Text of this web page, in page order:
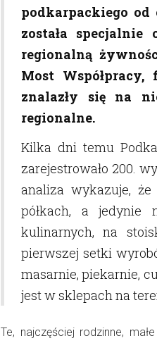
podkarpackiego
została specjalnie
regionalną
Most Współpracy,
znalazły się na
regionalne.
Kilka dni temu
zarejestrowało 200.
analiza wykazuje,
półkach, a jedynie
kulinarnych, na
pierwszej setki
masarnie, piekarnie,
jest w sklepach na
Te, najczęściej rodzinne,